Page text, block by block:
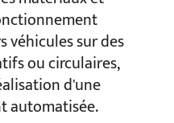
sur des
ou circulaires,
d'une
automatisée.